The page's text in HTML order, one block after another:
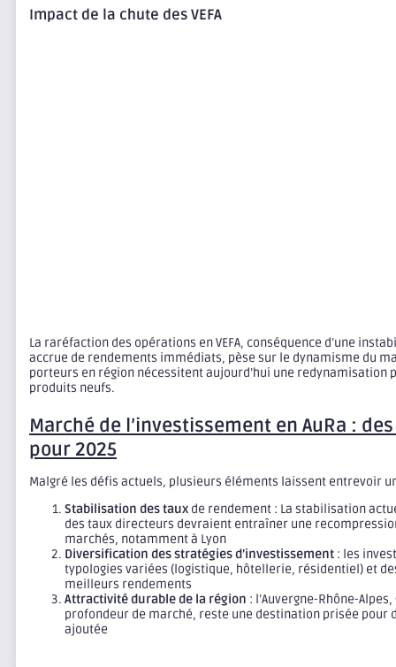
Impact de la chute des VEFA
La raréfaction des opérations en VEFA, conséquence d’une
accrue de rendements immédiats, pèse sur le dynamisme du
porteurs en région nécessitent aujourd’hui une redynamisation
produits neufs.
Marché de l’investissement en AuRa :
pour 2025
Malgré les défis actuels, plusieurs éléments laissent entrevoir
Stabilisation des taux de rendement : La stabilisation
des taux directeurs devraient entraîner une
marchés, notamment à Lyon
Diversification des stratégies d’investissement : les
typologies variées (logistique, hôtellerie, résidentiel) et
meilleurs rendements
Attractivité durable de la région : l’Auvergne-Rhône-
profondeur de marché, reste une destination prisée pour
ajoutée